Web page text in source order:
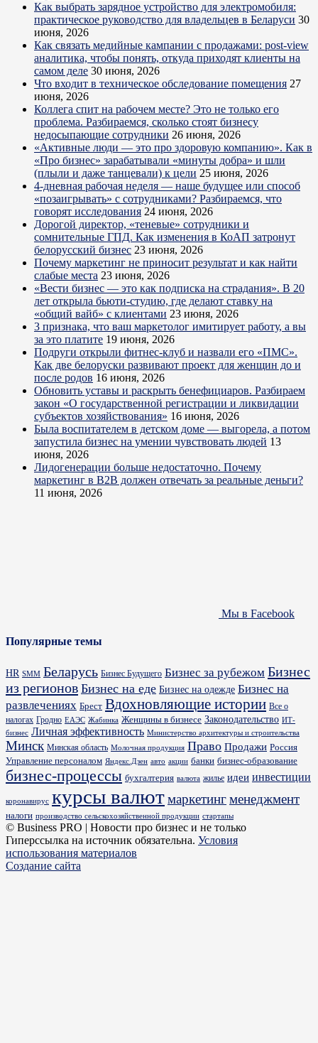
Как выбрать зарядное устройство для электромобиля:
практическое руководство для владельцев в Беларуси 30
июня, 2026
Как связать медийные кампании с продажами: post-view
аналитика, чтобы понять, откуда приходят клиенты на
самом деле 30 июня, 2026
Что входит в техническое обследование помещения 27
июня, 2026
Коллега спит на рабочем месте? Это не только его
проблема. Разбираемся, сколько стоят бизнесу
недосыпающие сотрудники 26 июня, 2026
«Активные люди — это про здоровую компанию». Как в
«Про бизнес» зарабатывали «минуты добра» и шли
(плыли и даже танцевали) к цели 25 июня, 2026
4-дневная рабочая неделя — наше будущее или способ
«позаигрывать» с сотрудниками? Разбираемся, что
говорят исследования 24 июня, 2026
Дорогой директор, «теневые» сотрудники и
сомнительные ГПД. Как изменения в КоАП затронут
белорусский бизнес 23 июня, 2026
Почему маркетинг не приносит результат и как найти
слабые места 23 июня, 2026
«Вести бизнес — это как подписка на страдания». В 20
лет открыла бьюти-студию, где делают ставку на
«общий вайб» с клиентами 23 июня, 2026
3 признака, что ваш маркетолог имитирует работу, а вы
за это платите 19 июня, 2026
Подруги открыли фитнес-клуб и назвали его «ПМС».
Как две белоруски развивают проект для женщин до и
после родов 16 июня, 2026
Обновить уставы и раскрыть бенефициаров. Разбираем
закон «О государственной регистрации и ликвидации
субъектов хозяйствования» 16 июня, 2026
Была воспитателем в детском доме — выгорела, а потом
запустила бизнес на умении чувствовать людей 13
июня, 2026
Лидогенерации больше недостаточно. Почему
маркетинг в B2B должен отвечать за реальные деньги?
11 июня, 2026
Мы в Facebook
Популярные темы
HR SMM Беларусь Бизнес Будущего Бизнес за рубежом Бизнес
из регионов Бизнес на еде Бизнес на одежде Бизнес на
развлечениях Брест Вдохновляющие истории Все о
налогах Гродно ЕАЭС Жабинка Женщины в бизнесе Законодательство ИТ-
бизнес Личная эффективность Министерство архитектуры и строительства
Минск Минская область Молочная продукция Право Продажи Россия
Управление персоналом Яндекс.Дзен авто акции банки бизнес-образование
бизнес-процессы бухгалтерия валюта жилье идеи инвестиции
коронавирус курсы валютмаркетингменеджмент
налоги производство сельскохозяйственной продукции стартапы
© Business PRO | Новости про бизнес и не только
Гиперссылка на источник обязательна. Условия
использования материалов
Создание сайта